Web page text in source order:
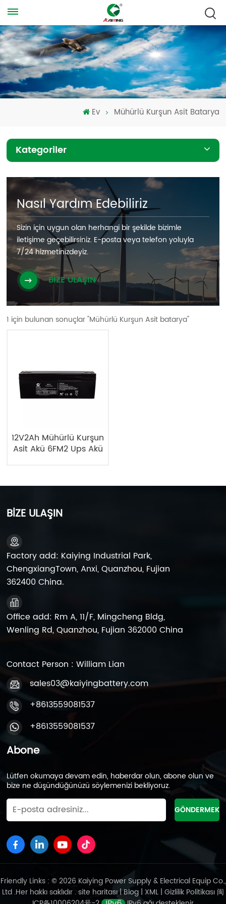
Ev Mühürlü Kurşun Asit Batarya
Kategoriler
Nasıl Yardım Edebiliriz
Sizin için uygun olan herhangi bir şekilde bizimle
iletişime geçebilirsiniz. E-posta veya telefon yoluyla
7/24 hizmetinizdeyiz.
BİZE ULAŞIN
1 için bulunan sonuçlar "Mühürlü Kurşun Asit batarya"
12V2Ah Mühürlü Kurşun
Asit Akü 6FM2 Ups Akü
BİZE ULAŞIN
Factory add: Kaiying Industrial Park,
ChengxiangTown, Anxi, Quanzhou, Fujian
362400 China.
Office add: Rm A, 11/F, Mingcheng Bldg,
Wenling Rd, Quanzhou, Fujian 362000 China
Contact Person : William Lian
sales03@kaiyingbattery.com
+8613559081537
+8613559081537
Abone
Lütfen okumaya devam edin, haberdar olun, abone olun ve
bize ne düşündüğünüzü söylemenizi bekliyoruz.
Friendly Links : © 2026 Kaiying Power Supply & Electrical Equip Co.,
Ltd .Her hakkı saklıdır .site haritası|Blog | XML | Gizlilik Politikası 闽